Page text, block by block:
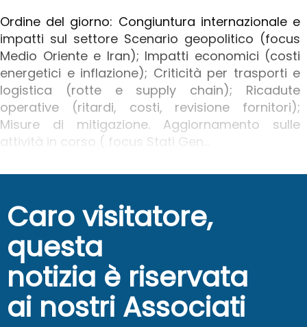
Ordine del giorno: Congiuntura internazionale e
impatti sul settore Scenario geopolitico (focus
Medio Oriente e Iran); Impatti economici (costi
energetici e inflazione); Criticità per trasporti e
logistica (rotte e supply chain); Ricadute
operative (ritardi, costi, revisione fornitori);
Misure di mitigazione. Aggiornamento sulle
attività in corso ( focus Stati Gen...
Caro visitatore,
questa
notizia è riservata
ai nostri Associati